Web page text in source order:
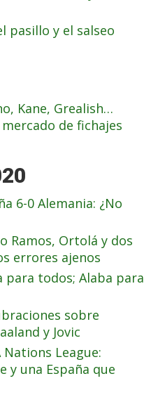
pasillo y el salseo
Kane, Grealish…
de fichajes
6-0 Alemania: ¿No
Ramos, Ortolá y dos
errores ajenos
para todos; Alaba para
sobre
y Jovic
Nations League:
y una España que